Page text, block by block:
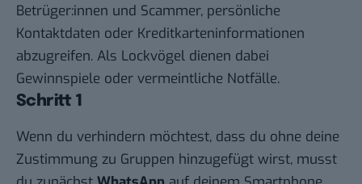
Betrüger:innen und Scammer, persönliche
Kontaktdaten oder Kreditkarteninformationen
abzugreifen. Als Lockvögel dienen dabei
Gewinnspiele oder vermeintliche Notfälle.
Schritt 1
Wenn du verhindern möchtest, dass du ohne deine
Zustimmung zu Gruppen hinzugefügt wirst, musst